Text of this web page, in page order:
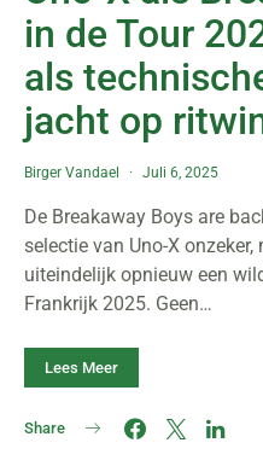
in de Tour
als
jacht op
Birger Vandael Juli 6, 2025
De Breakaway Boys are
selectie van Uno-X
uiteindelijk opnieuw een
Frankrijk 2025. Geen…
Lees Meer
Share